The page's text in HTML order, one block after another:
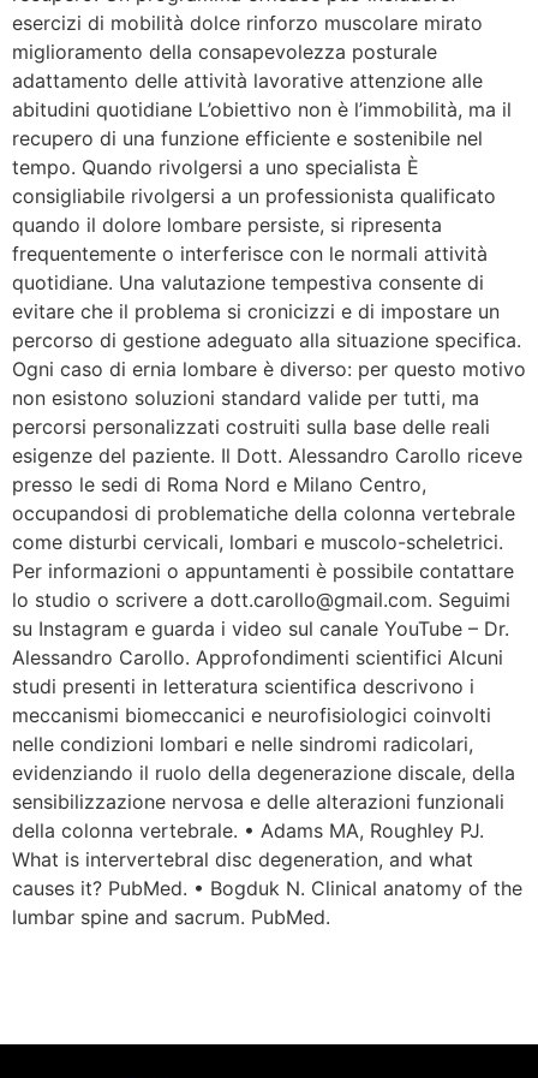
esercizi di mobilità dolce rinforzo muscolare mirato
miglioramento della consapevolezza posturale
adattamento delle attività lavorative attenzione alle
abitudini quotidiane L’obiettivo non è l’immobilità, ma il
recupero di una funzione efficiente e sostenibile nel
tempo. Quando rivolgersi a uno specialista È
consigliabile rivolgersi a un professionista qualificato
quando il dolore lombare persiste, si ripresenta
frequentemente o interferisce con le normali attività
quotidiane. Una valutazione tempestiva consente di
evitare che il problema si cronicizzi e di impostare un
percorso di gestione adeguato alla situazione specifica.
Ogni caso di ernia lombare è diverso: per questo motivo
non esistono soluzioni standard valide per tutti, ma
percorsi personalizzati costruiti sulla base delle reali
esigenze del paziente. Il Dott. Alessandro Carollo riceve
presso le sedi di Roma Nord e Milano Centro,
occupandosi di problematiche della colonna vertebrale
come disturbi cervicali, lombari e muscolo-scheletrici.
Per informazioni o appuntamenti è possibile contattare
lo studio o scrivere a dott.carollo@gmail.com. Seguimi
su Instagram e guarda i video sul canale YouTube – Dr.
Alessandro Carollo. Approfondimenti scientifici Alcuni
studi presenti in letteratura scientifica descrivono i
meccanismi biomeccanici e neurofisiologici coinvolti
nelle condizioni lombari e nelle sindromi radicolari,
evidenziando il ruolo della degenerazione discale, della
sensibilizzazione nervosa e delle alterazioni funzionali
della colonna vertebrale. • Adams MA, Roughley PJ.
What is intervertebral disc degeneration, and what
causes it? PubMed. • Bogduk N. Clinical anatomy of the
lumbar spine and sacrum. PubMed.